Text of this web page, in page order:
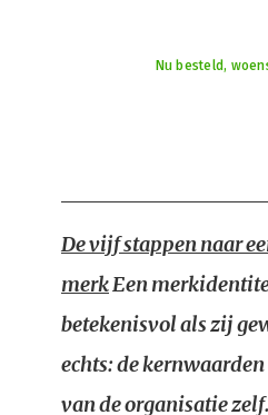
Nu besteld,
De vijf stappen naar
merkEen
betekenisvol als zij
echts: de
van de organisatie